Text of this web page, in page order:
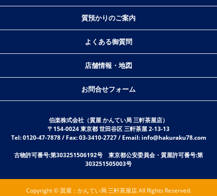
質預かりのご案内
よくある御質問
店舗情報・地図
お問合せフォーム
伯楽株式会社（質屋 かんてい局 三軒茶屋店）
〒154-0024 東京都 世田谷区 三軒茶屋 2-13-13
Tel: 0120-47-7878 / Fax: 03-3410-2727 / Email: info@hakuraku78.com
古物許可番号:第303251506192号 東京都公安委員会・質屋許可番号:第
303251505003号
Copyright © 質屋：かんてい局 三軒茶屋店 All Rights Reserved.